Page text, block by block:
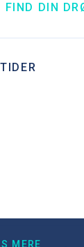
FIND DIN
MERE